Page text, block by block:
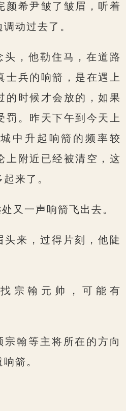
颜希尹皱了皱眉，听着
动过去了。
头，他勒住马，在道路
士兵的响箭，是在遇上
的时候才会放的，如果
罚。昨天下午到今天上
中升起响箭的频率较
上附近已经被清空，这
来了。
又一声响箭飞出去。
头来，过得片刻，他陡
宗翰元帅，可能有
宗翰等主将所在的方向
箭。